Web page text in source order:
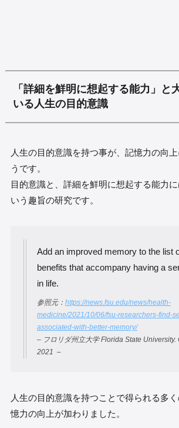
「詳細を鮮明に想起する能力」と
いる人生の目的意識
人生の目的意識を持つ事が、記憶力の向
うです。
目的意識と、詳細を鮮明に想起する能力
いう趣旨の研究です。
Add an improved memory to the list
benefits that accompany having a
in life.
参照元： https://news.fsu.edu/news/health-
medicine/2021/10/06/fsu-researchers-find-
associated-with-better-memory/
– フロリダ州立大学 Florida State University.
2021 –
人生の目的意識を持つことで得られる多
憶力の向上が加わりました。